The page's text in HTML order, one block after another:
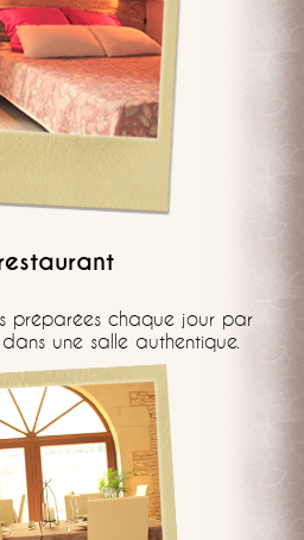
préparées chaque jour par
une salle authentique.